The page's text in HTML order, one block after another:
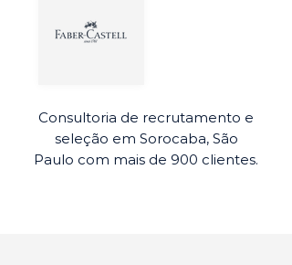
Consultoria de recrutamento e
seleção em Sorocaba, São
Paulo com mais de 900 clientes.